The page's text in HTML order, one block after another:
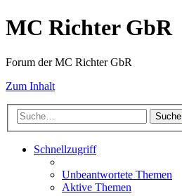
MC Richter GbR
Forum der MC Richter GbR
Zum Inhalt
Suche
Schnellzugriff
Unbeantwortete Themen
Aktive Themen